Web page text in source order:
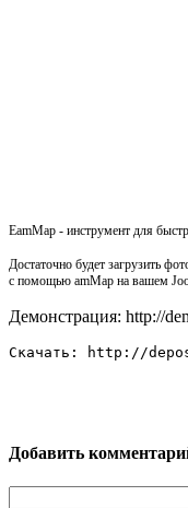
EamMap - инструмент для
Достаточно будет загрузить
c помощью amMap на вашем
Демонстрация: http://
Скачать: http://
Добавить